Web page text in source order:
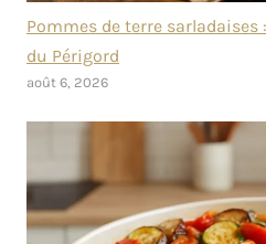
Pommes de terre
du Périgord
août 6, 2026